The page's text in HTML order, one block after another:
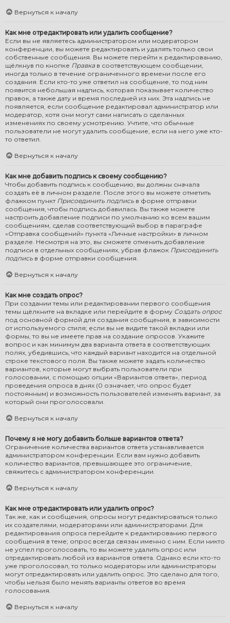
Вернуться к началу
Как мне отредактировать или удалить сообщение?
Если вы не являетесь администратором или модератором
конференции, вы можете редактировать и удалять только свои
собственные сообщения. Вы можете перейти к редактированию,
щёлкнув по кнопке Правка в соответствующем сообщении,
иногда только в течение ограниченного времени после его
создания. Если кто-то уже ответил на сообщение, то под ним
появится небольшая надпись, которая показывает количество
правок, а также дату и время последней из них. Эта надпись не
появляется, если сообщение редактировал администратор или
модератор, хотя они могут сами написать о сделанных
изменениях по своему усмотрению. Учтите, что обычные
пользователи не могут удалить сообщение, если на него уже кто-
то ответил.
Вернуться к началу
Как мне добавить подпись к своему сообщению?
Чтобы добавить подпись к сообщению, вы должны сначала
создать её в личном разделе. После этого вы можете отметить
флажком пункт Присоединить подпись в форме отправки
сообщения, чтобы подпись добавилась. Вы также можете
настроить добавление подписи по умолчанию ко всем вашим
сообщениям, сделав соответствующий выбор в параграфе
«Отправка сообщений» пункта «Личные настройки» в личном
разделе. Несмотря на это, вы сможете отменить добавление
подписи в отдельных сообщениях, убрав флажок Присоединить
подпись в форме отправки сообщения.
Вернуться к началу
Как мне создать опрос?
При создании темы или редактировании первого сообщения
темы щёлкните на вкладке или перейдите в форму Создать опрос
под основной формой для создания сообщения, в зависимости
от используемого стиля; если вы не видите такой вкладки или
формы, то вы не имеете прав на создание опросов. Укажите
вопрос и как минимум два варианта ответа в соответствующих
полях, убедившись, что каждый вариант находится на отдельной
строке текстового поля. Вы также можете задать количество
вариантов, которые могут выбрать пользователи при
голосовании, с помощью опции «Вариантов ответа», период
проведения опроса в днях (0 означает, что опрос будет
постоянным) и возможность пользователей изменять вариант, за
который они проголосовали.
Вернуться к началу
Почему я не могу добавить больше вариантов ответа?
Ограничение количества вариантов ответа устанавливается
администратором конференции. Если вам нужно добавить
количество вариантов, превышающее это ограничение,
свяжитесь с администратором конференции.
Вернуться к началу
Как мне отредактировать или удалить опрос?
Так же, как и сообщения, опросы могут редактироваться только
их создателями, модераторами или администраторами. Для
редактирования опроса перейдите к редактированию первого
сообщения в теме; опрос всегда связан именно с ним. Если никто
не успел проголосовать, то вы можете удалить опрос или
отредактировать любой из вариантов ответа. Однако если кто-то
уже проголосовал, то только модераторы или администраторы
могут отредактировать или удалить опрос. Это сделано для того,
чтобы нельзя было менять варианты ответов во время
голосования.
Вернуться к началу